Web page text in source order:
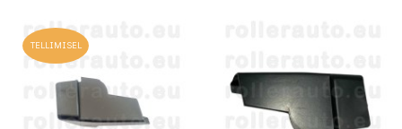
TELLIMISEL
Lisa võrdlusesse